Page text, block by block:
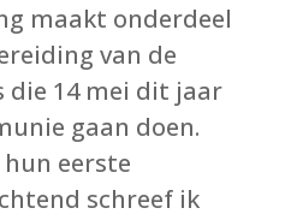
maakt onderdeel
van de
14 mei dit jaar
gaan doen.
eerste
schreef ik